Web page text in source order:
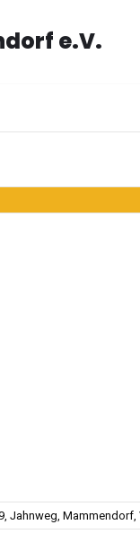
e.V.
Jahnweg,